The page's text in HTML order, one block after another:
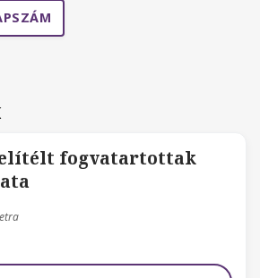
elítélt fogvatartottak